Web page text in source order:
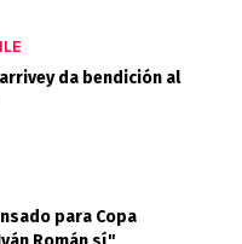
da bendición al
para Copa